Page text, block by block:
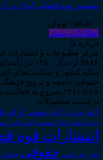
پیشینه رویه قضایی ایران در
۱۵۵,۵۰۰ تومان
اطلاعات بیشتر
درباره ما
مرکز مطبوعات و انتشارات
۵۸۸۴ از سال
ساله کشور و سیاست‌های کلی
۱۳۸۱/۷/۲۸ شروع به فعالیت نمود...
برچسب محصولات
آرای جزایی آرای حقوقی آرای
اجرای اسناد احوال شخصیه ادله_اثبات_دعوا
انتشارات قوه
تاجر حق_کسب حقوقی